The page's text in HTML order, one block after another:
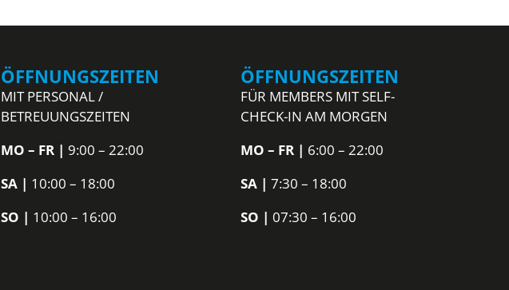
ÖFFNUNGSZEITEN
MIT PERSONAL /
BETREUUNGSZEITEN
MO – FR| 9:00 – 22:00
SA | 10:00 – 18:00
SO | 10:00 – 16:00
ÖFFNUNGSZEITEN
FÜR MEMBERS MIT SELF-
CHECK-IN AM MORGEN
MO – FR | 6:00 – 22:00
SA |7:30 – 18:00
SO | 07:30 – 16:00